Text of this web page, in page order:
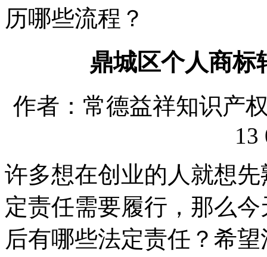
历哪些流程？
鼎城区个人商标
作者：常德益祥知识产
13
许多想在创业的人就想
定责任需要履行，那么
后有哪些法定责任？希